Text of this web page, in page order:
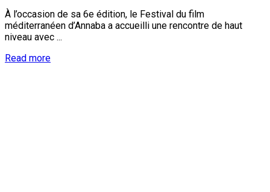
À l’occasion de sa 6e édition, le Festival du film
méditerranéen d’Annaba a accueilli une rencontre de haut
niveau avec ...
Read more